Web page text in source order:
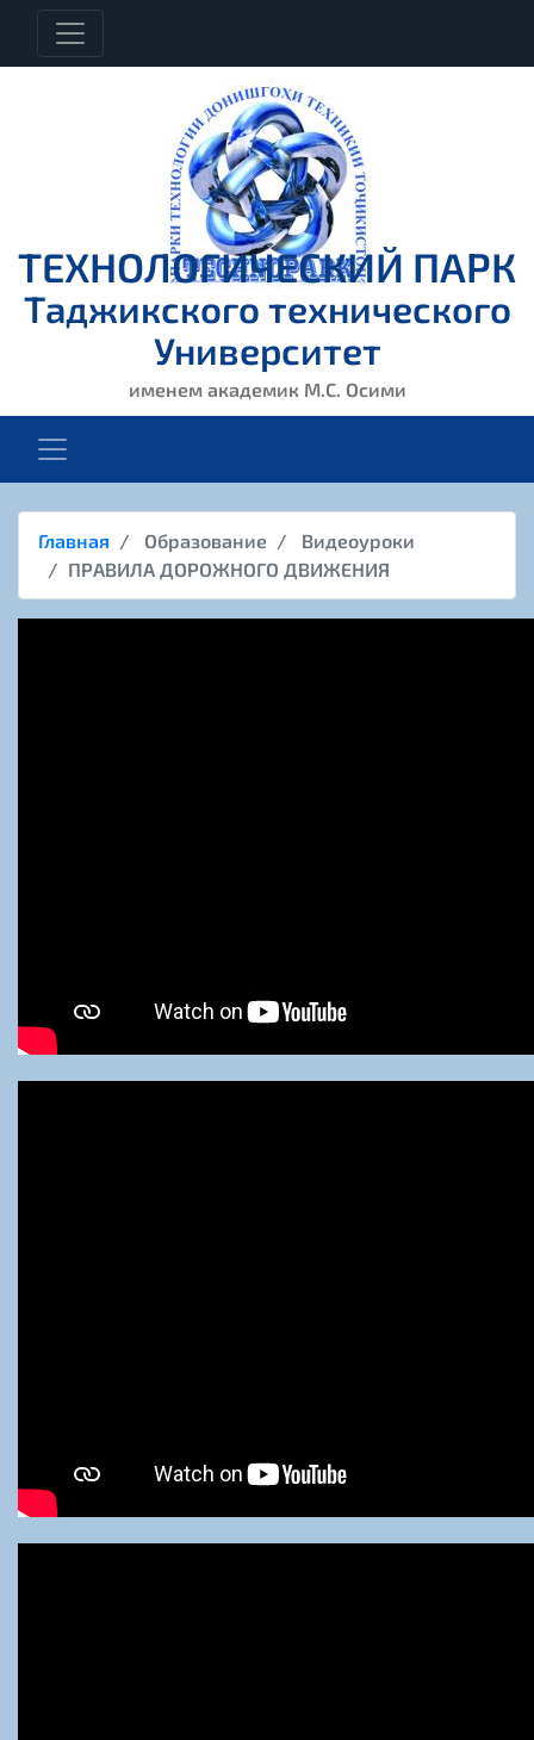
ТЕХНОЛОГИЧЕСКИЙ ПАРК
Таджикского технического
Университет
именем академик М.С. Осими
Главная Образование
Видеоуроки
ПРАВИЛА ДОРОЖНОГО ДВИЖЕНИЯ